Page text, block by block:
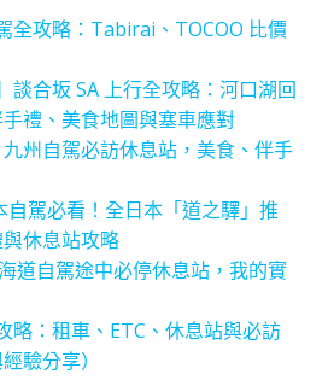
全攻略：Tabirai、TOCOO 比價
談合坂 SA 上行全攻略：河口湖回
禮、美食地圖與塞車應對
州自駕必訪休息站，美食、伴手
自駕必看！全日本「道之驛」推
休息站攻略
道自駕途中必停休息站，我的實
略：租車、ETC、休息站與必訪
驗分享）